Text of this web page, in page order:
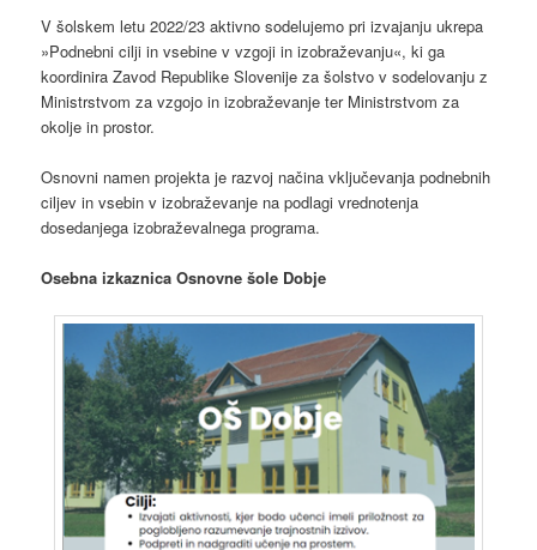
V šolskem letu 2022/23 aktivno sodelujemo pri izvajanju ukrepa
»Podnebni cilji in vsebine v vzgoji in izobraževanju«, ki ga
koordinira Zavod Republike Slovenije za šolstvo v sodelovanju z
Ministrstvom za vzgojo in izobraževanje ter Ministrstvom za
okolje in prostor.
Osnovni namen projekta je razvoj načina vključevanja podnebnih
ciljev in vsebin v izobraževanje na podlagi vrednotenja
dosedanjega izobraževalnega programa.
Osebna izkaznica Osnovne šole Dobje